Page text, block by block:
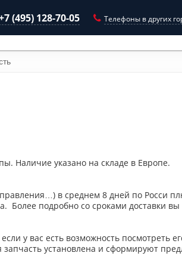
(495) 128-70-05 Телефоны в других
Наличие указано на складе в Европе.
в среднем 8 дней по Росси
Более подробно со сроками доставки
у вас есть возможность
запчасть установлена и сформируют